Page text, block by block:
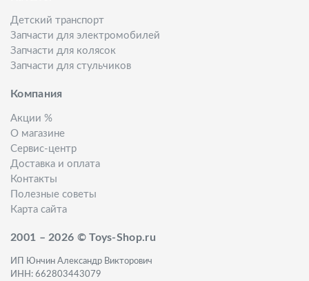
Детский транспорт
Запчасти для электромобилей
Запчасти для колясок
Запчасти для стульчиков
Компания
Акции %
О магазине
Сервис-центр
Доставка и оплата
Контакты
Полезные советы
Карта сайта
2001 – 2026 © Toys-Shop.ru
ИП Юнчин Александр Викторович
ИНН: 662803443079